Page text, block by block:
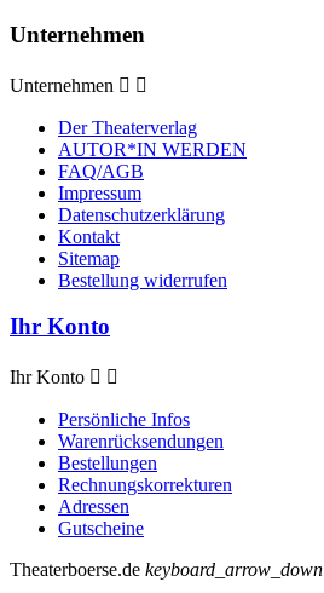
Unternehmen
Unternehmen  
Der Theaterverlag
AUTOR*IN WERDEN
FAQ/AGB
Impressum
Datenschutzerklärung
Kontakt
Sitemap
Bestellung widerrufen
Ihr Konto
Ihr Konto  
Persönliche Infos
Warenrücksendungen
Bestellungen
Rechnungskorrekturen
Adressen
Gutscheine
Theaterboerse.de keyboard_arrow_down